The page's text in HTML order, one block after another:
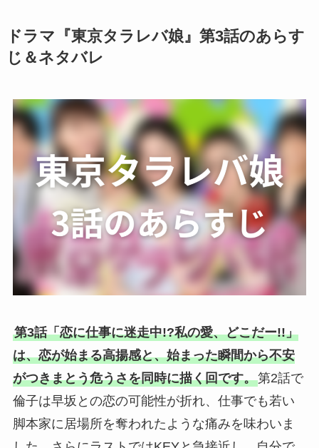
ドラマ『東京タラレバ娘』第3話のあらす
じ＆ネタバレ
第3話「恋に仕事に迷走中!?私の愛、どこだー!!」
は、恋が始まる高揚感と、始まった瞬間から不安
がつきまとう危うさを同時に描く回です。第2話で
倫子は早坂との恋の可能性が折れ、仕事でも若い
脚本家に居場所を奪われたような痛みを味わいま